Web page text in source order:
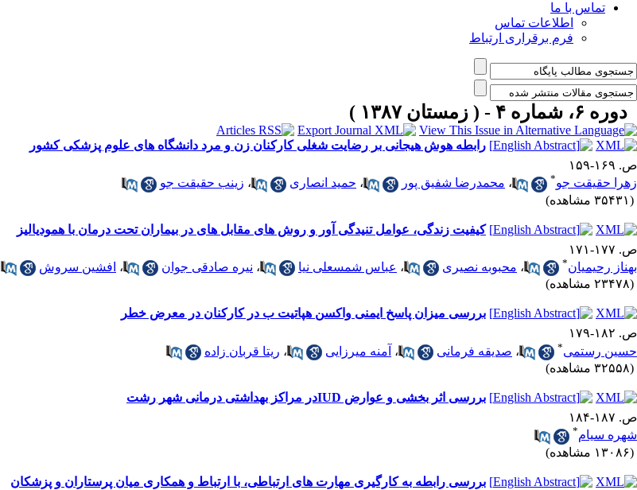
تماس با ما
اطلاعات تماس
فرم برقراری ارتباط
دوره ۶، شماره ۴ - ( زمستان ۱۳۸۷ )
رابطه هوش هیجانی بر رضایت شغلی کارکنان زن و مرد دانشگاه های علوم پزشکی کشور
ص. ۱۶۹-۱۵۹
زهرا حقیقت جو* ، محمدرضا شفیق پور ، حمید انصاری ، زینب حقیقت جو
(۳۵۴۳۱ مشاهده)
کیفیت زندگی، عوامل تنیدگی آور و روش های مقابل های در بیماران تحت درمان با همودیالیز
ص. ۱۷۷-۱۷۱
بهناز رحیمیان* ، محبوبه نصیری ، عباس شمسعلی نیا ، نیره صادقی جوان ، افشین سروش
(۲۳۴۷۸ مشاهده)
بررسی میزان پاسخ ایمنی واکسن هپاتیت ب در کارکنان در معرض خطر
ص. ۱۸۲-۱۷۹
حسین رستمی* ، صدیقه فرمانی ، آمنه میرزایی ، ریتا قربان زاده
(۳۲۵۵۸ مشاهده)
بررسی اثر بخشی و عوارض IUDدر مراکز بهداشتی درمانی شهر رشت
ص. ۱۸۷-۱۸۴
شهره سیام*
(۱۳۰۸۶ مشاهده)
بررسی رابطه به کارگیری مهارت های ارتباطی، با ارتباط و همکاری میان پرستاران و پزشکان